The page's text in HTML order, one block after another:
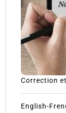
Correction
English-